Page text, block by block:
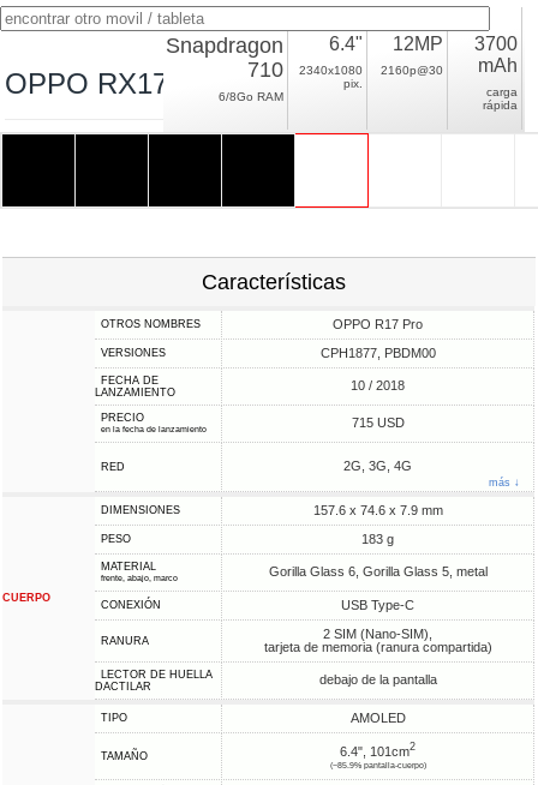
OPPO RX17 Pro
Snapdragon
710
6/8Go RAM
6.4"
2340x1080
pix.
12MP
2160p@30
3700
mAh
carga
rápida
Características
OTROS NOMBRES OPPO R17 Pro
VERSIONES CPH1877, PBDM00
FECHA DE
LANZAMIENTO
10 / 2018
PRECIO
en la fecha de lanzamiento 715 USD
RED 2G, 3G, 4G
más ↓
CUERPO
DIMENSIONES 157.6 x 74.6 x 7.9 mm
PESO 183 g
MATERIAL
frente, abajo, marco Gorilla Glass 6, Gorilla Glass 5, metal
CONEXIÓN USB Type-C
RANURA
2 SIM (Nano-SIM),
tarjeta de memoria (ranura compartida)
LECTOR DE HUELLA
DACTILAR
debajo de la pantalla
TIPO AMOLED
TAMAÑO 6.4", 101cm2
(~85.9% pantalla-cuerpo)